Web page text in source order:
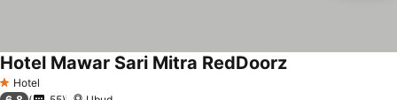
1 Stelle
Hotel
Hotel Mawar Sari Mitra RedDoorzScopri i prezzi